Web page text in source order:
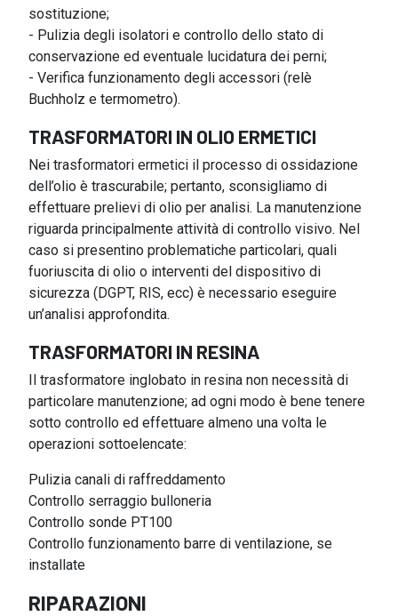
sostituzione;
- Pulizia degli isolatori e controllo dello stato di
conservazione ed eventuale lucidatura dei perni;
- Verifica funzionamento degli accessori (relè
Buchholz e termometro).
TRASFORMATORI IN OLIO ERMETICI
Nei trasformatori ermetici il processo di ossidazione
dell’olio è trascurabile; pertanto, sconsigliamo di
effettuare prelievi di olio per analisi. La manutenzione
riguarda principalmente attività di controllo visivo. Nel
caso si presentino problematiche particolari, quali
fuoriuscita di olio o interventi del dispositivo di
sicurezza (DGPT, RIS, ecc) è necessario eseguire
un’analisi approfondita.
TRASFORMATORI IN RESINA
Il trasformatore inglobato in resina non necessità di
particolare manutenzione; ad ogni modo è bene tenere
sotto controllo ed effettuare almeno una volta le
operazioni sottoelencate:
Pulizia canali di raffreddamento
Controllo serraggio bulloneria
Controllo sonde PT100
Controllo funzionamento barre di ventilazione, se
installate
RIPARAZIONI